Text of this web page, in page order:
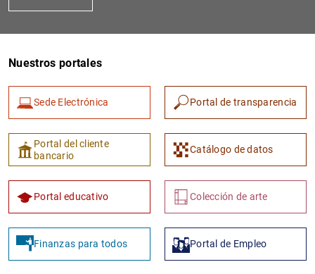
Nuestros portales
Sede Electrónica Portal de transparencia
Portal del cliente
bancario
Catálogo de datos
Portal educativo Colección de arte
Finanzas para todos Portal de Empleo